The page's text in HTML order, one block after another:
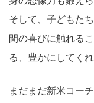
そして、子どもた
間の喜びに触れる
る、豊かにしてく
まだまだ新米コー